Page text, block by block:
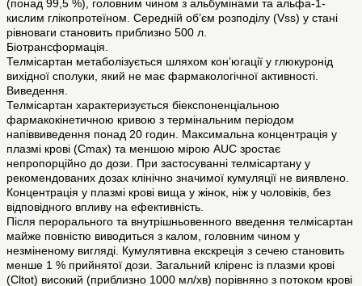
(понад 99,5 %), головним чином з альбумінами та альфа-1-
кислим глікопротеїном. Середній об’єм розподілу (Vss) у стані
рівноваги становить приблизно 500 л.
Біотрансформація.
Телмісартан метаболізується шляхом кон’югації у глюкуронід
вихідної сполуки, який не має фармакологічної активності.
Виведення.
Телмісартан характеризується біекспоненціальною
фармакокінетичною кривою з термінальним періодом
напіввиведення понад 20 годин. Максимальна концентрація у
плазмі крові (Cmax) та меншою мірою АUС зростає
непропорційно до дози. При застосуванні телмісартану у
рекомендованих дозах клінічно значимої кумуляції не виявлено.
Концентрація у плазмі крові вища у жінок, ніж у чоловіків, без
відповідного впливу на ефективність.
Після перорального та внутрішньовенного введення телмісартан
майже повністю виводиться з калом, головним чином у
незміненому вигляді. Кумулятивна екскреція з сечею становить
менше 1 % прийнятої дози. Загальний кліренс із плазми крові
(Cltot) високий (приблизно 1000 мл/хв) порівняно з потоком крові